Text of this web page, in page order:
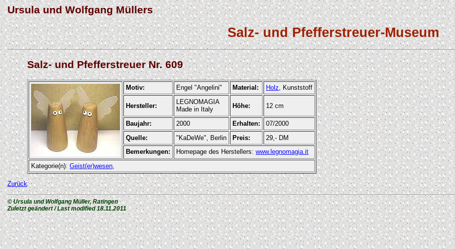
Ursula und Wolfgang Müllers
Salz- und Pfefferstreuer-Museum
Salz- und Pfefferstreuer Nr. 609
Motiv: Engel "Angelini" Material: Holz, Kunststoff
Hersteller:
LEGNOMAGIA
Made in Italy
Höhe: 12 cm
Baujahr: 2000 Erhalten:
07/2000
Quelle:
"KaDeWe", Berlin Preis:
29,- DM
Bemerkungen:
Homepage des Herstellers: www.legnomagia.it
Kategorie(n): Geist(er)wesen,
Zurück
© Ursula und Wolfgang Müller, Ratingen
Zuletzt geändert / Last modified18.11.2011